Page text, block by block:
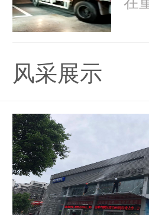
风采展示